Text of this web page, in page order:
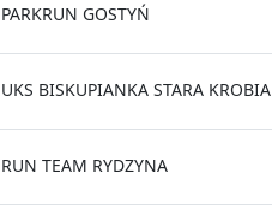
PARKRUN GOSTYŃ
UKS BISKUPIANKA STARA KROBIA
RUN TEAM RYDZYNA